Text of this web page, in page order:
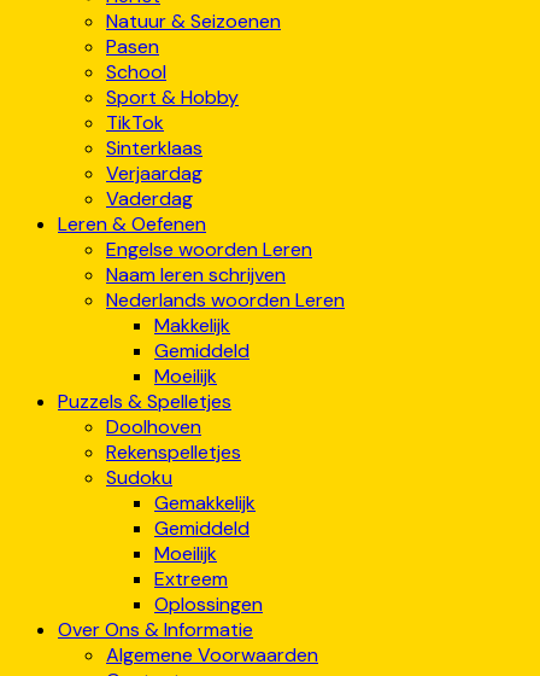
Natuur & Seizoenen
Pasen
School
Sport & Hobby
TikTok
Sinterklaas
Verjaardag
Vaderdag
Leren & Oefenen
Engelse woorden Leren
Naam leren schrijven
Nederlands woorden Leren
Makkelijk
Gemiddeld
Moeilijk
Puzzels & Spelletjes
Doolhoven
Rekenspelletjes
Sudoku
Gemakkelijk
Gemiddeld
Moeilijk
Extreem
Oplossingen
Over Ons & Informatie
Algemene Voorwaarden